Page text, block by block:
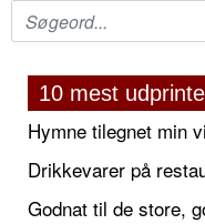
10 mest
Hymne tilegnet min
Drikkevarer på
Godnat til de store,